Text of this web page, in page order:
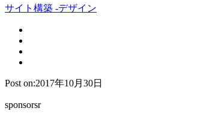
サイト構築 -デザイン
Post on:2017年10月30日
sponsorsr